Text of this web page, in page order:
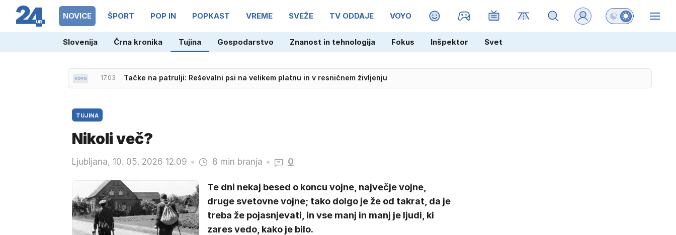
NOVICE ŠPORT POP IN POPKAST VREME SVEŽE TV ODDAJE VOYO MAGAZIN Preklopi barvni
Slovenija Črna kronika Tujina Gospodarstvo Znanost in tehnologija Fokus Inšpektor Svet
17.03 Tačke na patrulji: Reševalni psi na velikem platnu in v resničnem življenju
TUJINA
Nikoli več?
Ljubljana, 10. 05. 2026 12.09 8 min branja 0
Te dni nekaj besed o koncu vojne, največje vojne,
druge svetovne vojne; tako dolgo je že od takrat, da je
treba že pojasnjevati, in vse manj in manj je ljudi, ki
zares vedo, kako je bilo.